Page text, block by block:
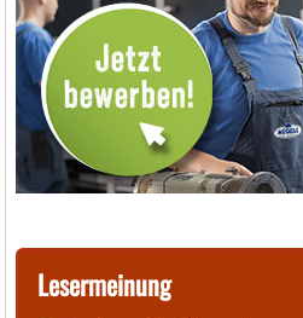
Lesermeinung